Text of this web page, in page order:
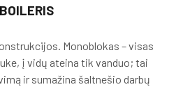
BOILERIS
Monoblokas – visas
į vidų ateina tik vanduo; tai
ir sumažina šaltnešio darbų